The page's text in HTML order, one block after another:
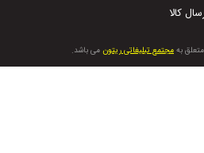
به مجتمع تبلیغاتی ریتون می باشد.
کالا